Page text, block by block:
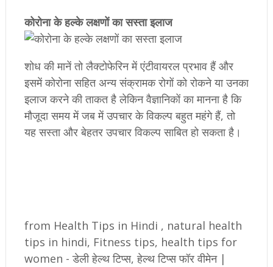
कोरोना के हल्के लक्षणों का सस्ता इलाज
शोध की मानें तो लैक्टोफेरिन में एंटीवायरल प्रभाव हैं और
इसमें कोरोना सहित अन्य संक्रामक रोगों को रोकने या उनका
इलाज करने की ताकत है लेकिन वैज्ञानिकों का मानना है कि
मौजूदा समय में जब में उपचार के विकल्प बहुत महंगे हैं, तो
यह सस्ता और बेहतर उपचार विकल्प साबित हो सकता है।
from Health Tips in Hindi , natural health
tips in hindi, Fitness tips, health tips for
women - डेली हेल्थ टिप्स, हेल्थ टिप्स फॉर वीमेन |